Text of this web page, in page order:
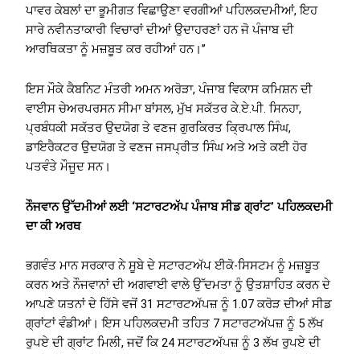
ਪਾਵਰ ਕੇਬਲਾਂ ਦਾ ਭੂਮੀਗਤ ਵਿਛਾਉਣਾ ਵਰਗੀਆਂ ਪਹਿਲਕਦਮੀਆਂ, ਇਹ
ਸਾਰੇ ਨਵੀਨਤਾਕਾਰੀ ਵਿਚਾਰਾਂ ਦੀਆਂ ਉਦਾਹਰਣਾਂ ਹਨ ਜੋ ਪੰਜਾਬ ਦੀ
ਆਰਥਿਕਤਾ ਨੂੰ ਮਜ਼ਬੂਤ ਕਰ ਰਹੀਆਂ ਹਨ।’’
ਇਸ ਮੌਕੇ ਕੈਬਨਿਟ ਮੰਤਰੀ ਅਮਨ ਅਰੋੜਾ, ਪੰਜਾਬ ਵਿਕਾਸ ਕਮਿਸ਼ਨ ਦੀ
ਵਾਈਸ ਚੇਅਰਪਰਸਨ ਸੀਮਾ ਬਾਂਸਲ, ਮੁੱਖ ਸਕੱਤਰ ਕੇ.ਏ.ਪੀ. ਸਿਨਹਾ,
ਪ੍ਰਬੰਧਕੀ ਸਕੱਤਰ ਉਦਯੋਗ ਤੇ ਵਣਜ ਗੁਰਕਿਰਤ ਕ੍ਰਿਪਾਲ ਸਿੰਘ,
ਡਾਇਰੈਕਟਰ ਉਦਯੋਗ ਤੇ ਵਣਜ ਜਸਪ੍ਰੀਤ ਸਿੰਘ ਅਤੇ ਅਤੇ ਕਈ ਹੋਰ
ਪਤਵੰਤੇ ਮੌਜੂਦ ਸਨ।
ਨੌਜਵਾਨ ਉੱਦਮੀਆਂ ਲਈ ‘ਸਟਾਰਟਅੱਪ ਪੰਜਾਬ ਸੀਡ ਗ੍ਰਾਂਟ’ ਪਹਿਲਕਦਮੀ
ਦਾ ਕੀ ਅਰਥ
ਭਗਵੰਤ ਮਾਨ ਸਰਕਾਰ ਨੇ ਸੂਬੇ ਦੇ ਸਟਾਰਟਅੱਪ ਈਕੋ-ਸਿਸਟਮ ਨੂੰ ਮਜ਼ਬੂਤ
ਕਰਨ ਅਤੇ ਨੌਜਵਾਨਾਂ ਦੀ ਅਗਵਾਈ ਵਾਲੇ ਉੱਦਮਤਾ ਨੂੰ ਉਤਸ਼ਾਹਿਤ ਕਰਨ ਦੇ
ਆਪਣੇ ਯਤਨਾਂ ਦੇ ਹਿੱਸੇ ਵਜੋਂ 31 ਸਟਾਰਟਅੱਪਜ਼ ਨੂੰ 1.07 ਕਰੋੜ ਦੀਆਂ ਸੀਡ
ਗ੍ਰਾਂਟਾਂ ਵੰਡੀਆਂ। ਇਸ ਪਹਿਲਕਦਮੀ ਤਹਿਤ 7 ਸਟਾਰਟਅੱਪਜ਼ ਨੂੰ 5 ਲੱਖ
ਰੁਪਏ ਦੀ ਗ੍ਰਾਂਟ ਮਿਲੀ, ਜਦੋਂ ਕਿ 24 ਸਟਾਰਟਅੱਪਜ਼ ਨੂੰ 3 ਲੱਖ ਰੁਪਏ ਦੀ